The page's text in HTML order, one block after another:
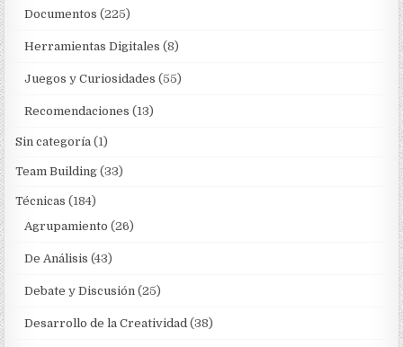
Documentos (225)
Herramientas Digitales (8)
Juegos y Curiosidades (55)
Recomendaciones (13)
Sin categoría (1)
Team Building (33)
Técnicas (184)
Agrupamiento (26)
De Análisis (43)
Debate y Discusión (25)
Desarrollo de la Creatividad (38)